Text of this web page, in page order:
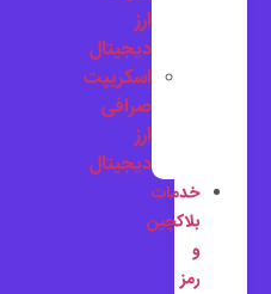
ارز
دیجیتال
اسکریپت
صرافی
ارز
دیجیتال
خدمات
بلاکچین
رمز